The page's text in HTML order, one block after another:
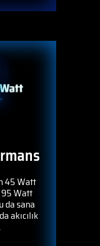
45 Watt
Watt
da sana
akıcılık